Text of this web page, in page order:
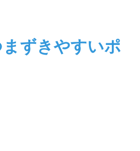
ずきやすいポ